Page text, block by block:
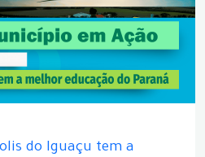
do Iguaçu tem a